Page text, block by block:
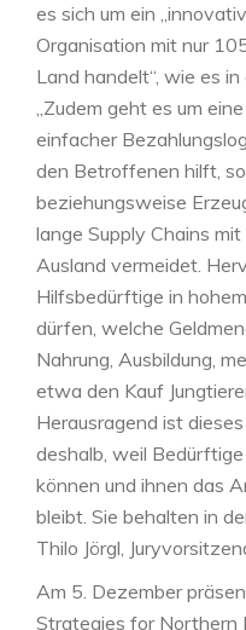
es sich um ein
Organisation mit nur
Land handelt“, wie es
„Zudem geht es um
einfacher
den Betroffenen hilft,
beziehungsweise
lange Supply Chains
Ausland vermeidet.
Hilfsbedürftige in
dürfen, welche
Nahrung, Ausbildung,
etwa den Kauf
Herausragend ist
deshalb, weil
können und ihnen das
bleibt. Sie behalten in
Thilo Jörgl,
Am 5. Dezember
Strategies for Northern